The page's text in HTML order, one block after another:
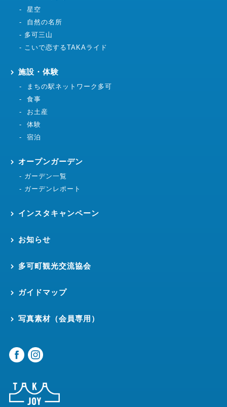
星空
自然の名所
多可三山
こいで恋するTAKAライド
施設・体験
まちの駅ネットワーク多可
食事
お土産
体験
宿泊
オープンガーデン
ガーデン一覧
ガーデンレポート
インスタキャンペーン
お知らせ
多可町観光交流協会
ガイドマップ
写真素材（会員専用）